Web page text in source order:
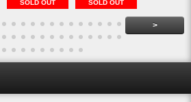
SOLD OUT SOLD OUT
>